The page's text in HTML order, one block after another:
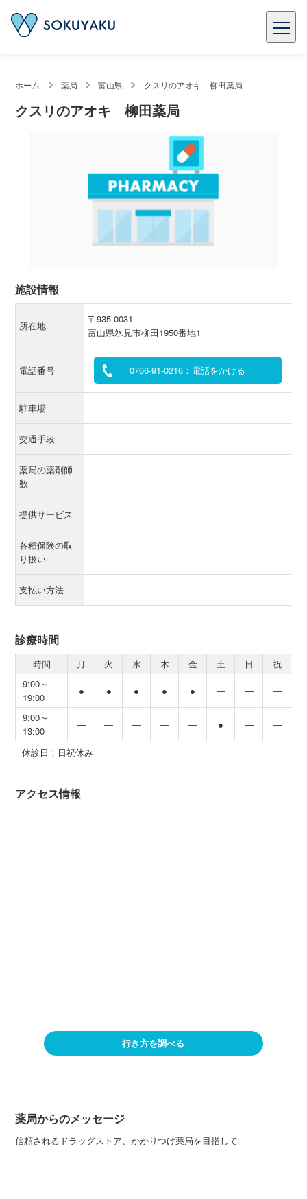
ホーム 薬局 富山県 クスリのアオキ 柳田薬局
クスリのアオキ 柳田薬局
施設情報
所在地
〒935-0031
富山県氷見市柳田1950番地1
電話番号 0766-91-0216：電話をかける
駐車場
交通手段
薬局の薬剤師
数
提供サービス
各種保険の取
り扱い
支払い方法
診療時間
時間 月 火 水 木 金 土 日
祝
9:00～
19:00
● ● ● ● ● ― ― ―
9:00～
13:00
― ― ― ― ― ● ― ―
休診日：日祝休み
アクセス情報
行き方を調べる
薬局からのメッセージ
信頼されるドラッグストア、かかりつけ薬局を目指して